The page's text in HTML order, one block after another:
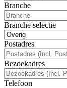
Branche
Branche selectie
Postadres
Bezoekadres
Telefoon